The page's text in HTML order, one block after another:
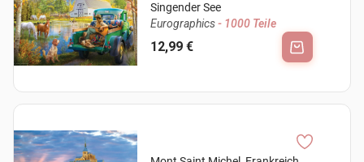
Singender See
Eurographics- 1000 Teile
12,99 €